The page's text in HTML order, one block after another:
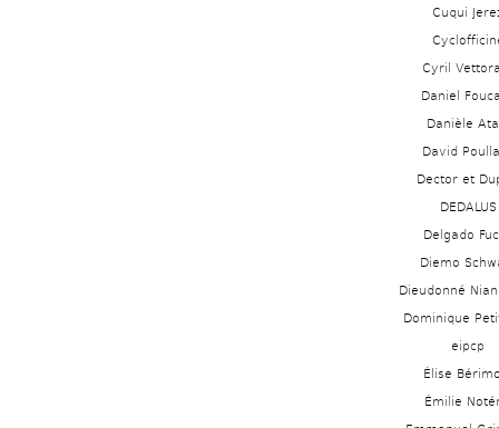
Cuqui
Cyril
Daniel
Danièle
David
Dector et
DEDALUS
Delgado
Diemo
Dieudonné
Dominique
eipcp
Élise
Émilie